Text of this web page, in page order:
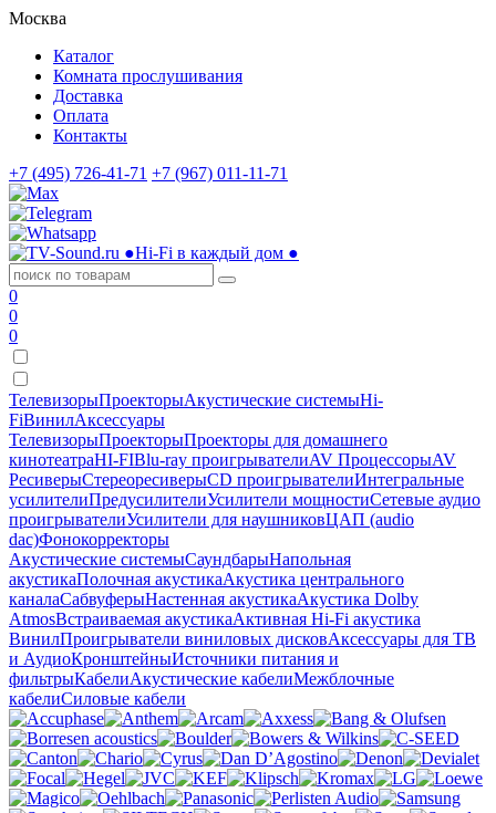
Москва
Каталог
Комната прослушивания
Доставка
Оплата
Контакты
+7 (495) 726-41-71 +7 (967) 011-11-71
●Hi-Fi в каждый дом ●
0
0
0
ТелевизорыПроекторыАкустические системыHi-
FiВинилАксессуары
ТелевизорыПроекторыПроекторы для домашнего
кинотеатраHI-FIBlu-ray проигрывателиAV ПроцессорыAV
РесиверыСтереоресиверыCD проигрывателиИнтегральные
усилителиПредусилителиУсилители мощностиСетевые аудио
проигрывателиУсилители для наушниковЦАП (audio
dac)Фонокорректоры
Акустические системыСаундбарыНапольная
акустикаПолочная акустикаАкустика центрального
каналаСабвуферыНастенная акустикаАкустика Dolby
AtmosВстраиваемая акустикаАктивная Hi-Fi акустика
ВинилПроигрыватели виниловых дисковАксессуары для ТВ
и АудиоКронштейныИсточники питания и
фильтрыКабелиАкустические кабелиМежблочные
кабелиСиловые кабели